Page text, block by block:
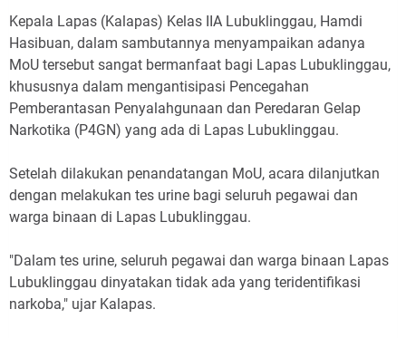
Kepala Lapas (Kalapas) Kelas IIA Lubuklinggau, Hamdi
Hasibuan, dalam sambutannya menyampaikan adanya
MoU tersebut sangat bermanfaat bagi Lapas Lubuklinggau,
khususnya dalam mengantisipasi Pencegahan
Pemberantasan Penyalahgunaan dan Peredaran Gelap
Narkotika (P4GN) yang ada di Lapas Lubuklinggau.
Setelah dilakukan penandatangan MoU, acara dilanjutkan
dengan melakukan tes urine bagi seluruh pegawai dan
warga binaan di Lapas Lubuklinggau.
"Dalam tes urine, seluruh pegawai dan warga binaan Lapas
Lubuklinggau dinyatakan tidak ada yang teridentifikasi
narkoba," ujar Kalapas.